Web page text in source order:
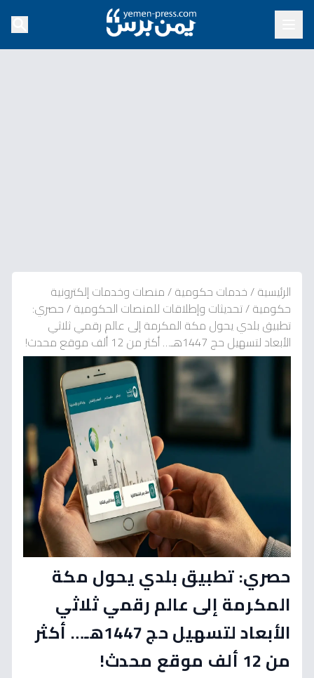
الرئيسية/خدمات حكومية/منصات وخدمات إلكترونية
حكومية/تحديثات وإطلاقات للمنصات الحكومية/حصري:
تطبيق بلدي يحول مكة المكرمة إلى عالم رقمي ثلاثي
الأبعاد لتسهيل حج 1447هـ… أكثر من 12 ألف موقع محدث!
حصري: تطبيق بلدي يحول مكة
المكرمة إلى عالم رقمي ثلاثي
الأبعاد لتسهيل حج 1447هـ… أكثر
من 12 ألف موقع محدث!